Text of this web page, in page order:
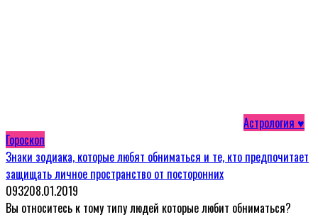
Астрология ♥
Гороскоп
Знаки зодиака, которые любят обниматься и те, кто предпочитает
защищать личное пространство от посторонних
093208.01.2019
Вы относитесь к тому типу людей которые любит обниматься?